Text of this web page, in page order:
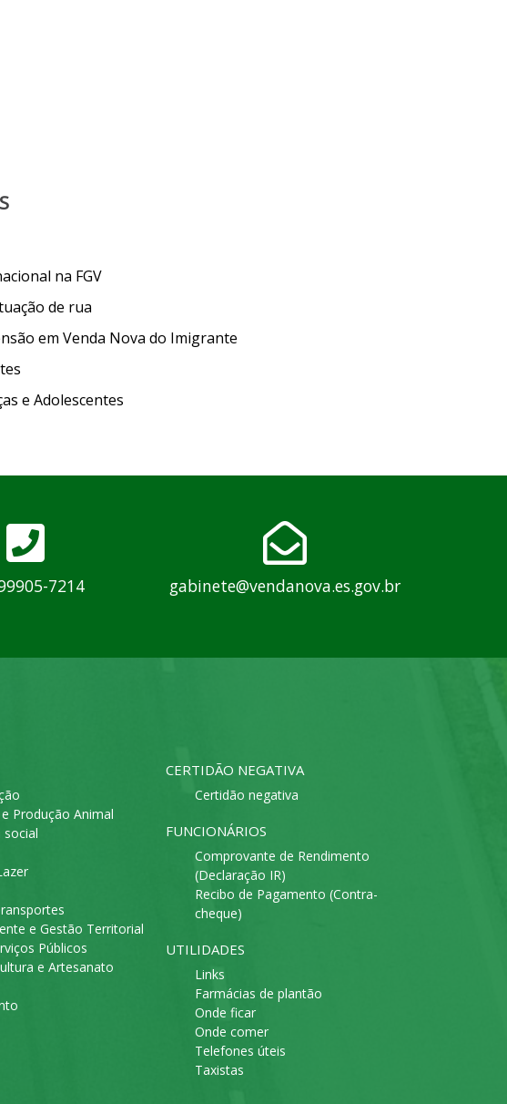
na FGV
de rua
em Venda Nova do Imigrante
e Adolescentes
7214 gabinete@vendanova.es.gov.br
Produção Animal
social
e Gestão Territorial
Públicos
e Artesanato
CERTIDÃO NEGATIVA
Certidão negativa
FUNCIONÁRIOS
Comprovante de Rendimento
(Declaração IR)
Recibo de Pagamento (Contra-
cheque)
UTILIDADES
Links
Farmácias de plantão
Onde ficar
Onde comer
Telefones úteis
Taxistas